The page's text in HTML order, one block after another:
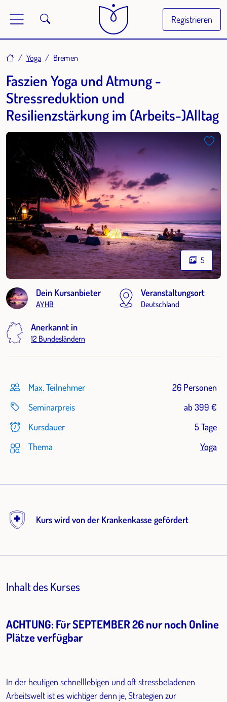
Registrieren
HomeYoga Bremen
Faszien Yoga und Atmung -
Stressreduktion und
Resilienzstärkung im (Arbeits-)Alltag
5
Dein Kursanbieter
AYHB
Veranstaltungsort
Deutschland
Anerkannt in
12 Bundesländern
Max. Teilnehmer
26 Personen
Seminarpreis
ab 399 €
Kursdauer
5 Tage
Thema
Yoga
Kurs wird von der Krankenkasse gefördert
Inhalt des Kurses
ACHTUNG: Für SEPTEMBER 26 nur noch Online
Plätze verfügbar
In der heutigen schnelllebigen und oft stressbeladenen
Arbeitswelt ist es wichtiger denn je, Strategien zur